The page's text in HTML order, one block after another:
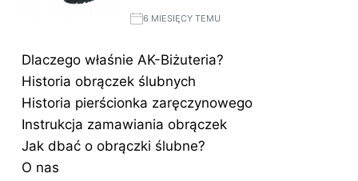
6 MIESIĘCY TEMU
Dlaczego właśnie AK-Biżuteria?
Historia obrączek ślubnych
Historia pierścionka zaręczynowego
Instrukcja zamawiania obrączek
Jak dbać o obrączki ślubne?
O nas